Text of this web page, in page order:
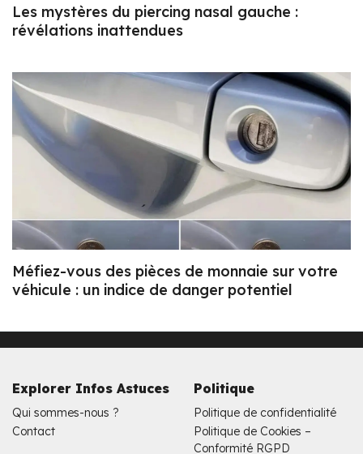
Les mystères du piercing nasal gauche :
révélations inattendues
Méfiez-vous des pièces de monnaie sur votre
véhicule : un indice de danger potentiel
Explorer Infos Astuces
Qui sommes-nous ?
Contact
Politique
Politique de confidentialité
Politique de Cookies –
Conformité RGPD